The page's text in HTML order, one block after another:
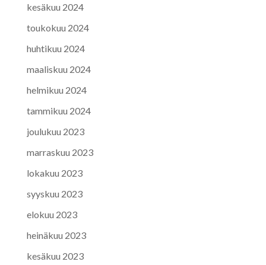
kesäkuu 2024
toukokuu 2024
huhtikuu 2024
maaliskuu 2024
helmikuu 2024
tammikuu 2024
joulukuu 2023
marraskuu 2023
lokakuu 2023
syyskuu 2023
elokuu 2023
heinäkuu 2023
kesäkuu 2023